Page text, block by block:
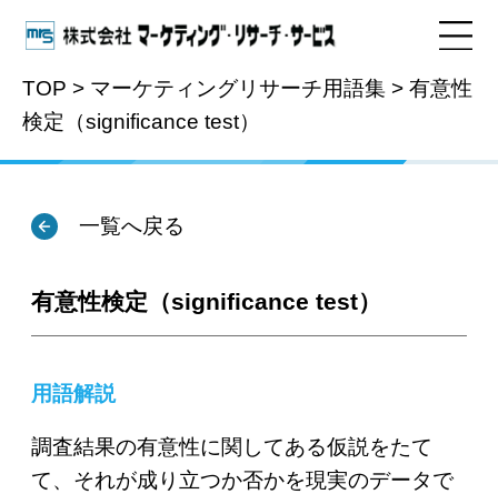
TOP > マーケティングリサーチ用語集 > 有意性
検定（significance test）
用語集
一覧へ戻る
有意性検定（significance test）
用語解説
調査結果の有意性に関してある仮説をたて
て、それが成り立つか否かを現実のデータで